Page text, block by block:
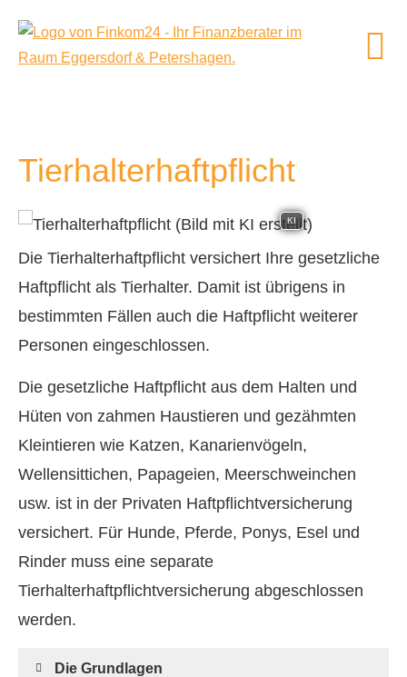
Tierhalterhaftpflicht
KI
Die Tierhalterhaftpflicht versichert Ihre gesetzliche
Haft­pflicht als Tierhalter. Damit ist übrigens in
bestimmten Fällen auch die Haft­pflicht weiterer
Per­sonen eingeschlossen.
Die gesetzliche Haft­pflicht aus dem Halten und
Hüten von zahmen Haustieren und gezähmten
Kleintieren wie Katzen, Kanarienvögeln,
Wellensittichen, Papageien, Meerschweinchen
usw. ist in der Privaten Haft­pflichtversicherung
versichert. Für Hunde, Pferde, Ponys, Esel und
Rinder muss eine separate
Tierhalterhaftpflichtversicherung abgeschlossen
werden.
Die Grundlagen